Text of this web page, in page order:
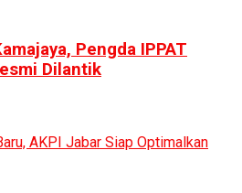
Pengda IPPAT
Dilantik